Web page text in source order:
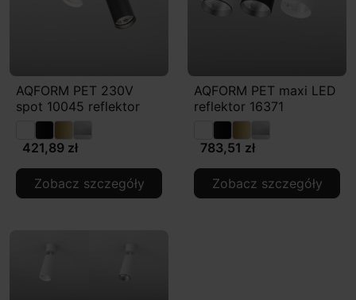
AQFORM PET 230V
spot 10045 reflektor
421,89 zł
Zobacz szczegóły
AQFORM PET maxi LED
reflektor 16371
783,51 zł
Zobacz szczegóły